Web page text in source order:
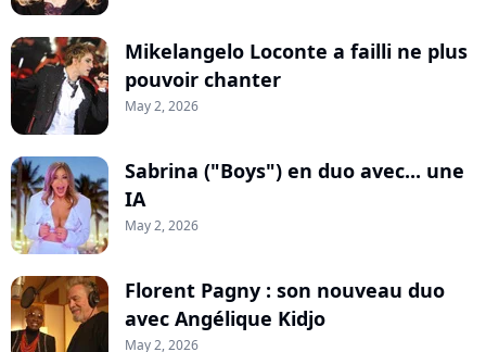
Mikelangelo Loconte a failli ne plus
pouvoir chanter
May 2, 2026
Sabrina ("Boys") en duo avec... une
IA
May 2, 2026
Florent Pagny : son nouveau duo
avec Angélique Kidjo
May 2, 2026